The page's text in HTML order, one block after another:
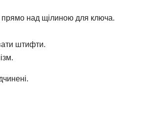
прямо над щілиною для ключа.
штифти.